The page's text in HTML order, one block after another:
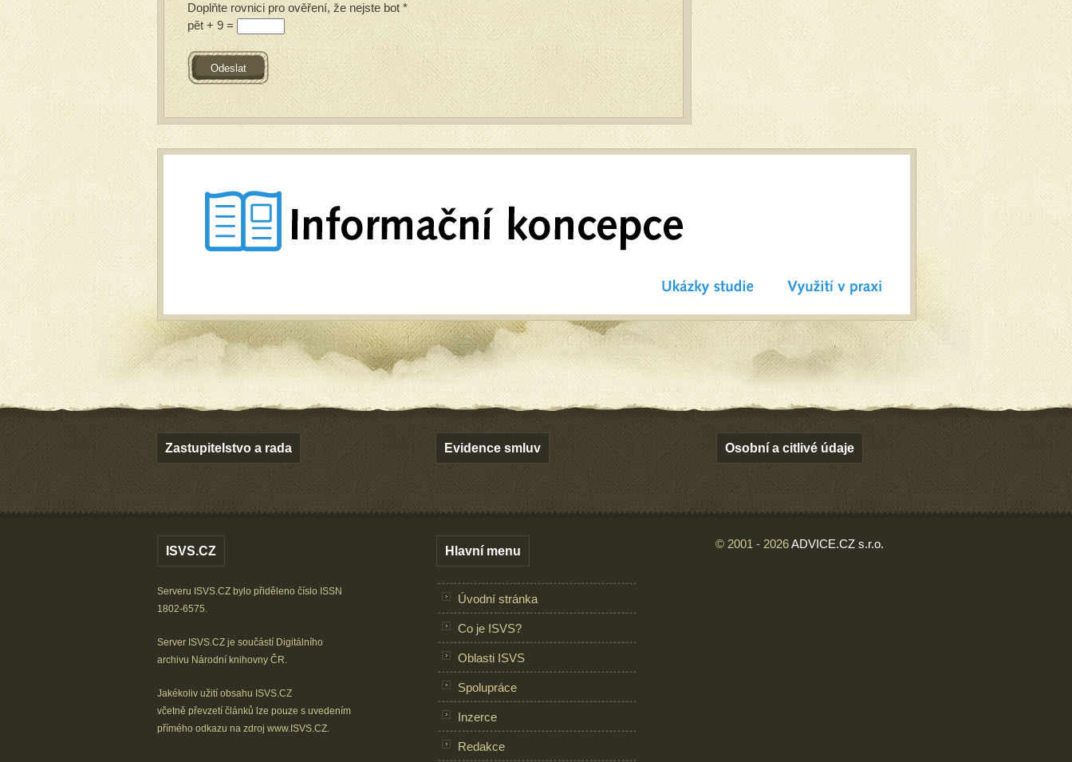
Doplňte rovnici pro ověření, že nejste bot *
pět + 9 =
Zastupitelstvo a rada Evidence smluv Osobní a citlivé údaje
ISVS.CZ
Serveru ISVS.CZ bylo přiděleno číslo ISSN
1802-6575.
Server ISVS.CZ je součástí Digitálního
archivu Národní knihovny ČR.
Jakékoliv užití obsahu ISVS.CZ
včetně převzetí článků lze pouze s uvedením
přímého odkazu na zdroj www.ISVS.CZ.
Hlavní menu
Úvodní stránka
Co je ISVS?
Oblasti ISVS
Spolupráce
Inzerce
Redakce
© 2001 - 2026ADVICE.CZ s.r.o.